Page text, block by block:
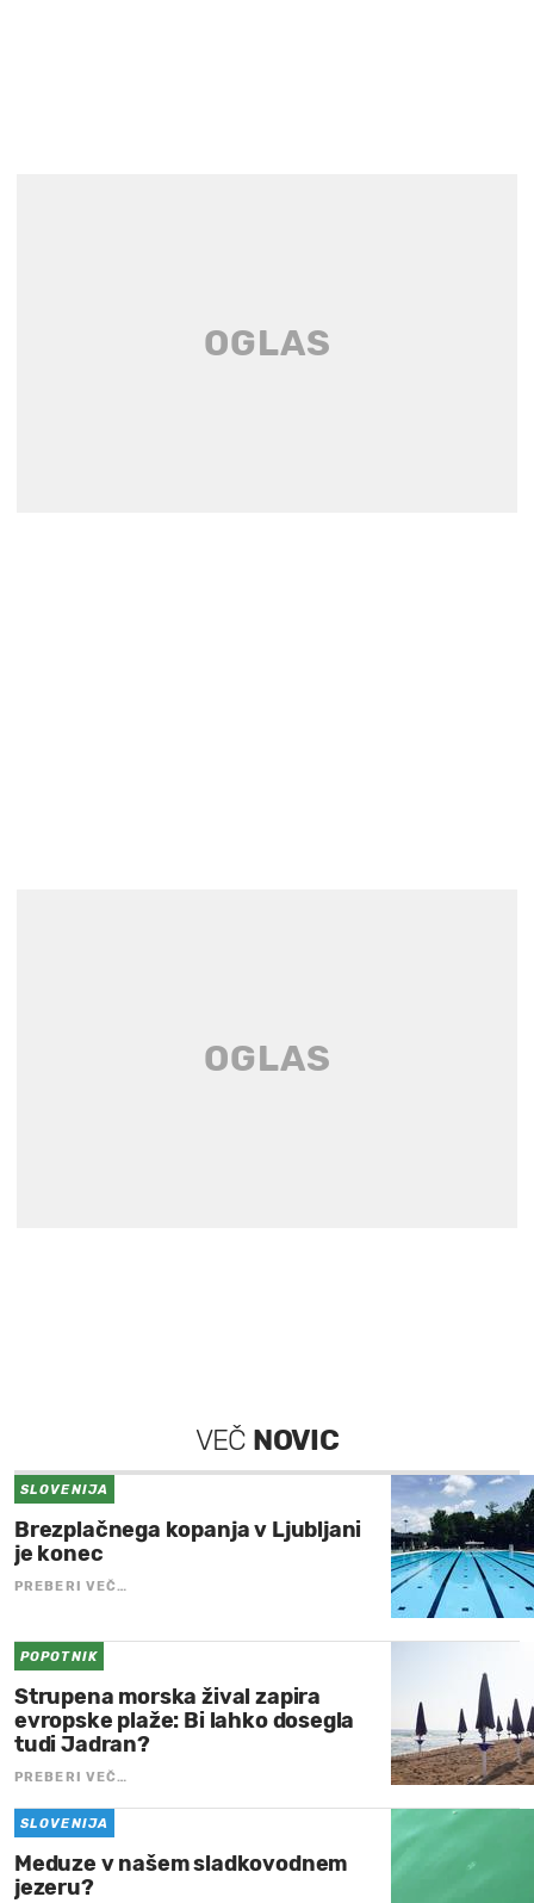
VEČ NOVIC
SLOVENIJA
Brezplačnega kopanja v Ljubljani
je konec
PREBERI VEČ…
POPOTNIK
Strupena morska žival zapira
evropske plaže: Bi lahko dosegla
tudi Jadran?
PREBERI VEČ…
SLOVENIJA
Meduze v našem sladkovodnem
jezeru?